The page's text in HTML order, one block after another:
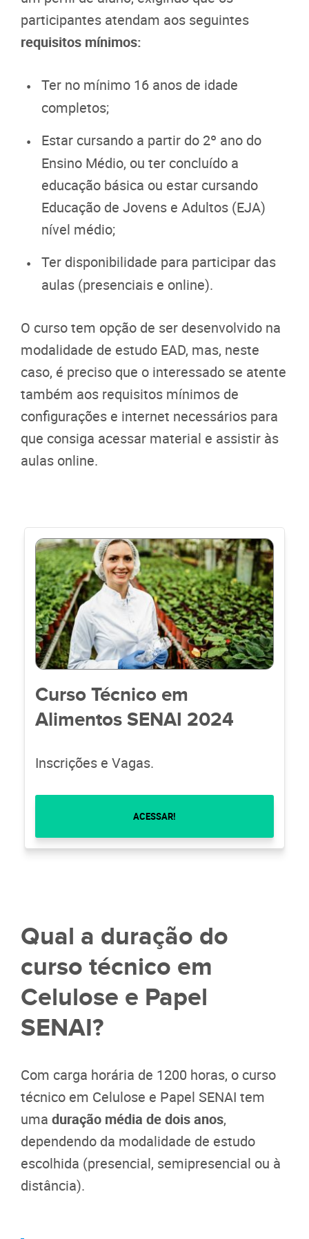
participantes atendam aos seguintes
requisitos mínimos:
Ter no mínimo 16 anos de idade
completos;
Estar cursando a partir do 2º ano do
Ensino Médio, ou ter concluído a
educação básica ou estar cursando
Educação de Jovens e Adultos (EJA)
nível médio;
Ter disponibilidade para participar das
aulas (presenciais e online).
O curso tem opção de ser desenvolvido na
modalidade de estudo EAD, mas, neste
caso, é preciso que o interessado se atente
também aos requisitos mínimos de
configurações e internet necessários para
que consiga acessar material e assistir às
aulas online.
Curso Técnico em
Alimentos SENAI 2024
Inscrições e Vagas.
ACESSAR!
Qual a duração do
curso técnico em
Celulose e Papel
SENAI?
Com carga horária de 1200 horas, o curso
técnico em Celulose e Papel SENAI tem
uma duração média de dois anos,
dependendo da modalidade de estudo
escolhida (presencial, semipresencial ou à
distância).